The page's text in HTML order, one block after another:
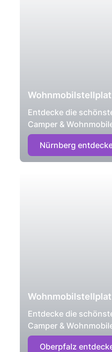
Entdecke die
Camper &
Nürnberg
Entdecke die
Camper &
Oberpfalz